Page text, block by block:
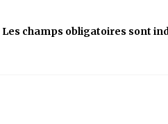
Les champs obligatoires sont